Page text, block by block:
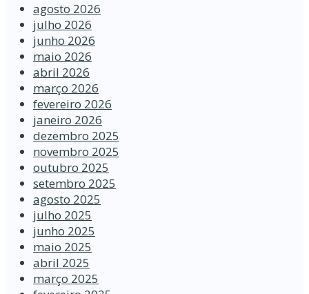
agosto 2026
julho 2026
junho 2026
maio 2026
abril 2026
março 2026
fevereiro 2026
janeiro 2026
dezembro 2025
novembro 2025
outubro 2025
setembro 2025
agosto 2025
julho 2025
junho 2025
maio 2025
abril 2025
março 2025